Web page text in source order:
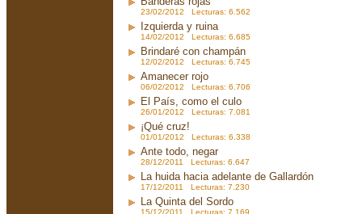
23/02/2012 Lecturas: 6.562
Izquierda y ruina
14/02/2012 Lecturas: 6.685
Brindaré con champán
12/02/2012 Lecturas: 6.745
Amanecer rojo
06/02/2012 Lecturas: 6.706
El País, como el culo
26/01/2012 Lecturas: 7.081
¡Qué cruz!
01/01/2012 Lecturas: 6.338
Ante todo, negar
28/12/2011 Lecturas: 6.647
La huida hacia adelante de Gallardón
17/12/2011 Lecturas: 7.230
La Quinta del Sordo
15/12/2011 Lecturas: 7.169